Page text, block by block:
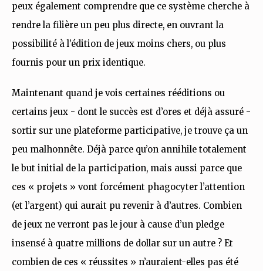
peux également comprendre que ce système cherche à
rendre la filière un peu plus directe, en ouvrant la
possibilité à l’édition de jeux moins chers, ou plus
fournis pour un prix identique.
Maintenant quand je vois certaines rééditions ou
certains jeux - dont le succès est d’ores et déjà assuré -
sortir sur une plateforme participative, je trouve ça un
peu malhonnête. Déjà parce qu’on annihile totalement
le but initial de la participation, mais aussi parce que
ces « projets » vont forcément phagocyter l’attention
(et l’argent) qui aurait pu revenir à d’autres. Combien
de jeux ne verront pas le jour à cause d’un pledge
insensé à quatre millions de dollar sur un autre ? Et
combien de ces « réussites » n’auraient-elles pas été